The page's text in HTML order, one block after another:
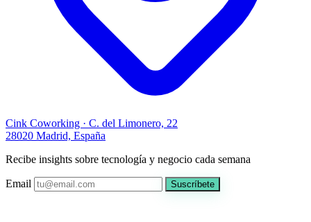
Cink Coworking · C. del Limonero, 22
28020 Madrid, España
Recibe insights sobre tecnología y negocio cada semana
Email Suscríbete